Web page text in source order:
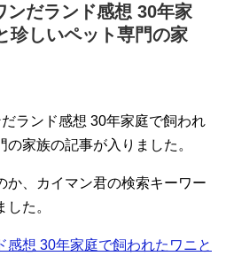
ンだランド感想 30年家
珍しいペット専門の家
ランド感想 30年家庭で飼われ
家族の記事が入りました。
か、カイマン君の検索キーワー
た。
感想 30年家庭で飼われたワニと